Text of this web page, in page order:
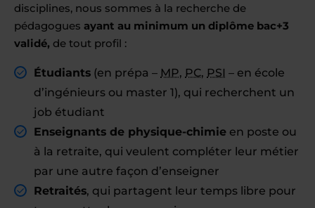
disciplines, nous sommes à la recherche de
pédagogues ayant au minimum un diplôme bac+3
validé, de tout profil :
Étudiants (en prépa – MP, PC, PSI – en école
d’ingénieurs ou master 1), qui recherchent un
job étudiant
Enseignants de physique-chimie en poste ou
à la retraite, qui veulent compléter leur métier
par une autre façon d’enseigner
Retraités, qui partagent leur temps libre pour